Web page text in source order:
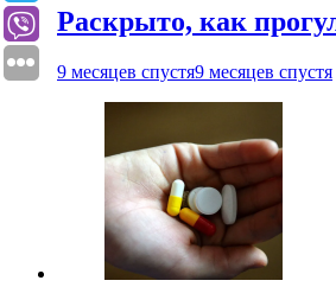
Раскрыто, как
9 месяцев спустя9 месяцев спустя